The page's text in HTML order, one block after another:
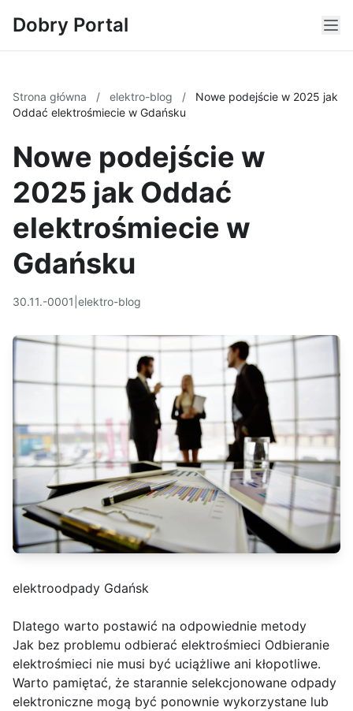
Dobry Portal
Strona główna / elektro-blog /
Nowe podejście w 2025 jak
Oddać elektrośmiecie w Gdańsku
Nowe podejście w
2025 jak Oddać
elektrośmiecie w
Gdańsku
30.11.-0001 elektro-blog
elektroodpady Gdańsk
Dlatego warto postawić na odpowiednie metody
Jak bez problemu odbierać elektrośmieci Odbieranie
elektrośmieci nie musi być uciążliwe ani kłopotliwe.
Warto pamiętać, że starannie selekcjonowane odpady
elektroniczne mogą być ponownie wykorzystane lub